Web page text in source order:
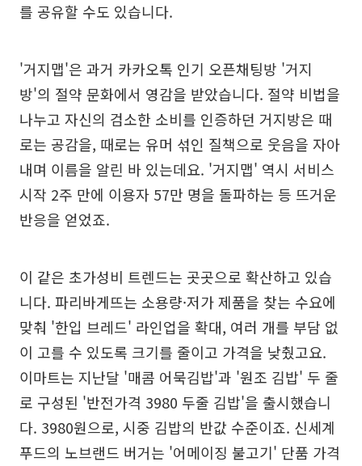
를 공유할 수도 있습니다.
'거지맵'은 과거 카카오톡 인기 오픈채팅방 '거지
방'의 절약 문화에서 영감을 받았습니다. 절약 비법을
나누고 자신의 검소한 소비를 인증하던 거지방은 때
로는 공감을, 때로는 유머 섞인 질책으로 웃음을 자아
내며 이름을 알린 바 있는데요. '거지맵' 역시 서비스
시작 2주 만에 이용자 57만 명을 돌파하는 등 뜨거운
반응을 얻었죠.
이 같은 초가성비 트렌드는 곳곳으로 확산하고 있습
니다. 파리바게뜨는 소용량·저가 제품을 찾는 수요에
맞춰 '한입 브레드' 라인업을 확대, 여러 개를 부담 없
이 고를 수 있도록 크기를 줄이고 가격을 낮췄고요.
이마트는 지난달 '매콤 어묵김밥'과 '원조 김밥' 두 줄
로 구성된 '반전가격 3980 두줄 김밥'을 출시했습니
다. 3980원으로, 시중 김밥의 반값 수준이죠. 신세계
푸드의 노브랜드 버거는 '어메이징 불고기' 단품 가격